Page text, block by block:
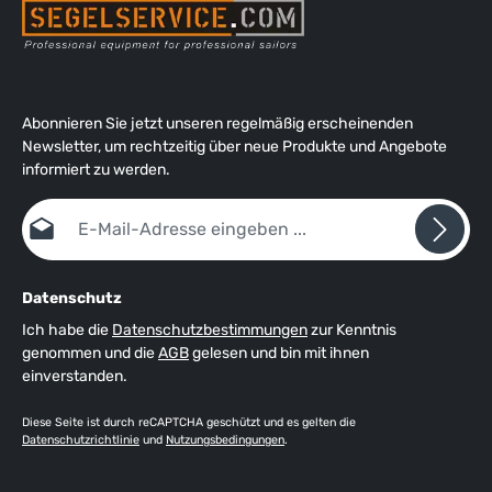
Abonnieren Sie jetzt unseren regelmäßig erscheinenden
Newsletter, um rechtzeitig über neue Produkte und Angebote
informiert zu werden.
E-Mail-Adresse*
Datenschutz
Ich habe die Datenschutzbestimmungenzur Kenntnis
genommen und dieAGBgelesen und bin mit ihnen
einverstanden.
Diese Seite ist durch reCAPTCHA geschützt und es gelten die
Datenschutzrichtlinie und Nutzungsbedingungen.